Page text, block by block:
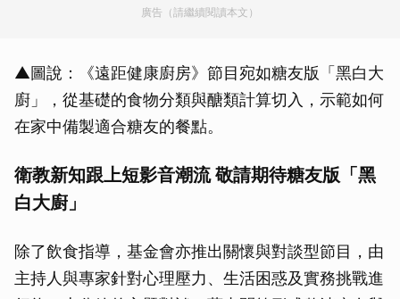
廣告（請繼續閱讀本文）
▲圖說：《遠距健康廚房》節目宛如糖友版「黑白大
廚」，從基礎的食物分類與醣類計算切入，示範如何
在家中備製適合糖友的餐點。
衛教新知跟上短影音潮流 敬請期待糖友版「黑
白大廚」
除了飲食指導，基金會亦推出關懷與對談型節目，由
主持人與專家針對心理壓力、生活困惑及實務挑戰進